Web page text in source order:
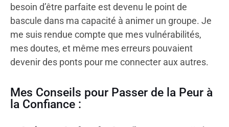
besoin d’être parfaite est devenu le point de
bascule dans ma capacité à animer un groupe. Je
me suis rendue compte que mes vulnérabilités,
mes doutes, et même mes erreurs pouvaient
devenir des ponts pour me connecter aux autres.
Mes Conseils pour Passer de la Peur à
la Confiance :